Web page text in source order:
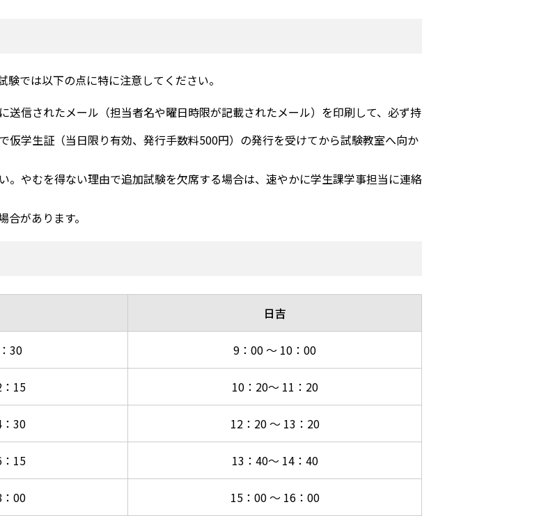
験では以下の点に特に注意してください。
信されたメール（担当者名や曜日時限が記載されたメール）を印刷して、必ず持
仮学生証（当日限り有効、発行手数料500円）の発行を受けてから試験教室へ向か
。やむを得ない理由で追加試験を欠席する場合は、速やかに学生課学事担当に連絡
があります。
日吉
30 9：00 ～ 10：00
15 10：20～ 11：20
30 12：20 ～ 13：20
15 13：40～ 14：40
00 15：00 ～ 16：00